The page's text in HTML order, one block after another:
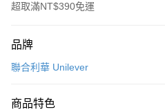
超取滿NT$390免運
POYA支付
超商取貨付款
品牌
聯合利華 Unilever
商品特色